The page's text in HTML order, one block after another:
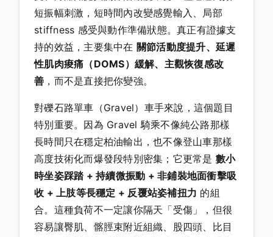
短振幅刺激，短時間內改變感覺輸入、局部
stiffness 感受與動作準備狀態。真正有證據支
持的效益，主要集中在 關節活動度提升、延遲
性肌肉痠痛（DOMS）緩解、主觀恢復感改
善 ，而不是直接把你變強。
對礫石路單車（Gravel）車手來說，這個題目
特別重要。因為 Gravel 騎乘不像純公路那樣
長時間只在穩定柏油輸出，也不像登山車那樣
高度技術化而爆發段特別密集；它更常是 數小
時坐姿踩踏 + 持續微振動 + 非鋪裝地面衝擊吸
收 + 上肢等長穩定 + 反覆站姿補扭力 的組
合。這種負荷不一定讓你隔天「受傷」，但很
容易讓臀肌、髂脛束附近組織、股四頭、比目